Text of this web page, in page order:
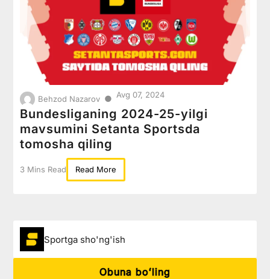
Behzod Nazarov ● Avg 07, 2024
Bundesliganing 2024-25-yilgi
mavsumini Setanta Sportsda
tomosha qiling
3 Mins Read Read More
Sportga sho'ng'ish
Obuna boʻling